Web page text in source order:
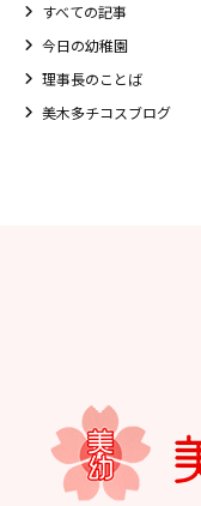
すべての記事
今日の幼稚園
理事長のことば
美木多チコスブログ